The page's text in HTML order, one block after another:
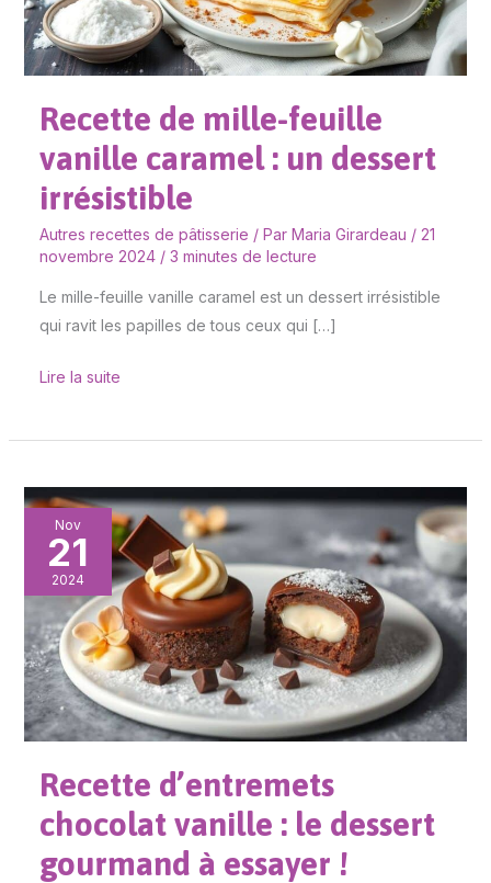
Recette de mille-feuille
vanille caramel : un dessert
irrésistible
Autres recettes de pâtisserie / Par Maria Girardeau / 21
novembre 2024 / 3 minutes de lecture
Le mille-feuille vanille caramel est un dessert irrésistible
qui ravit les papilles de tous ceux qui […]
:
un
irrésistible
Lire la suite
Nov
21
2024
Recette d’entremets
chocolat vanille : le dessert
gourmand à essayer !
Recette
d’entremets
chocolat
vanille
:
le
dessert
gourmand
essayer